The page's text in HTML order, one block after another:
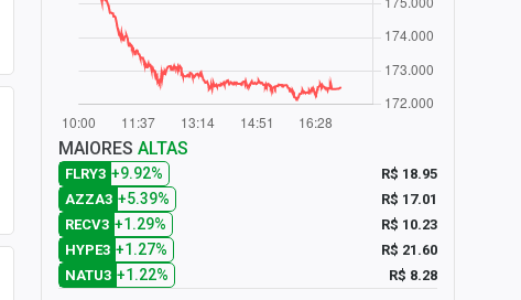
MAIORES ALTAS
FLRY3 +9.92%
R$ 18.95
AZZA3 +5.39%
R$ 17.01
RECV3 +1.29%
R$ 10.23
HYPE3 +1.27%
R$ 21.60
NATU3 +1.22% R$ 8.28